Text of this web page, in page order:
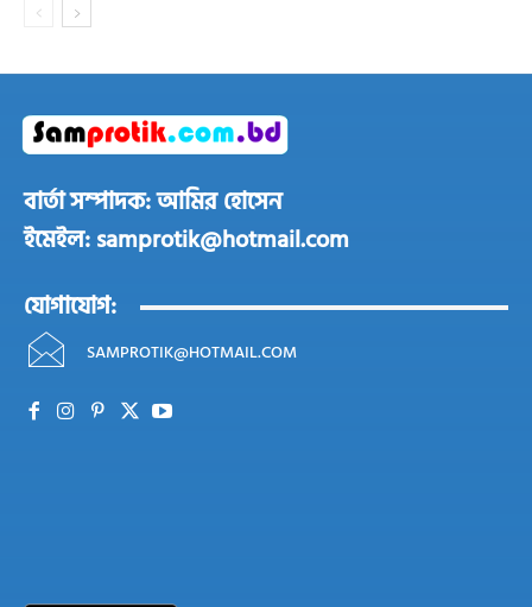
বার্তা সম্পাদক: আমির হোসেন
ইমেইল: samprotik@hotmail.com
যোগাযোগ:
SAMPROTIK@HOTMAIL.COM